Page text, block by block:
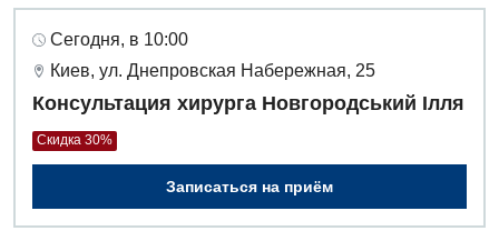
Нейрохирургия
Ортопедия и травматология
Отделение интенсивной терапии
Сегодня, в 10:00
Киев, ул. Днепровская Набережная, 25
Консультация хирурга Новгородський Ілля
Скидка 30%
Записаться на приём